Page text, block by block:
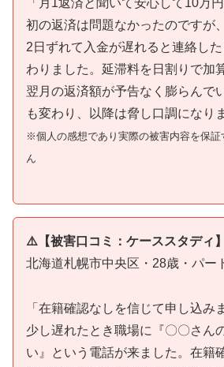
初の返済は問題なかったのですが
2日ずれて入金が遅れると連絡し
わりました。延滞料を日割りで加
翌月の返済額が予告なく膨らんで
も変わり、以降は脅し口調になり
※個人の感想であり実際の被害内容を保証
ん
⚠️【被害口コミ：ケーススタディ】
北海道札幌市中央区・28歳・パー
「在籍確認なしを信じて申し込み
少し遅れたとき職場に『〇〇さん
い』という電話が来ました。在籍